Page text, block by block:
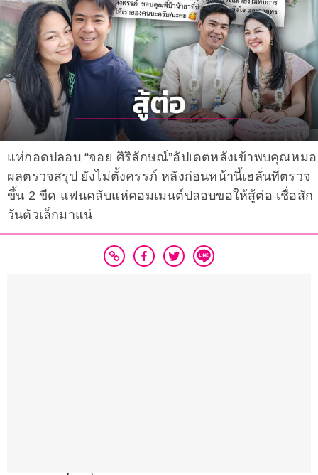
แห่กอดปลอบ “จอย ศิริลักษณ์”อัปเดตหลังเข้าพบคุณหมอ
ผลตรวจสรุป ยังไม่ตั้งครรภ์ หลังก่อนหน้านี้เฮลั่นที่ตรวจ
ขึ้น 2 ขีด แฟนคลับแห่คอมเมนต์ปลอบขอให้สู้ต่อ เชื่อสัก
วันตัวเล็กมาแน่